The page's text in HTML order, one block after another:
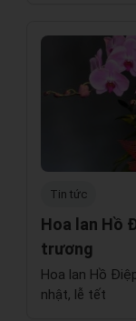
Tin tức
Hoa lan Hồ
trương
Hoa lan Hồ
nhật, lễ tết